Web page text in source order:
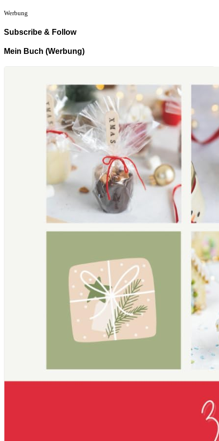
Werbung
Subscribe & Follow
Mein Buch (Werbung)